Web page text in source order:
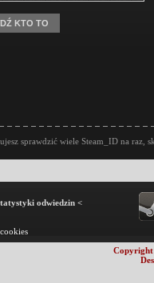
sprawdzić wiele Steam_ID na raz,
odwiedzin <
Copyright